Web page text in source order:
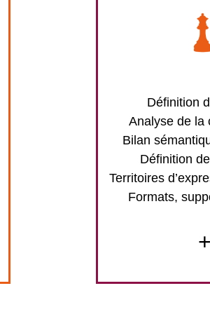
Définition
Analyse de la
Bilan
Définition
Territoires
Formats,
+